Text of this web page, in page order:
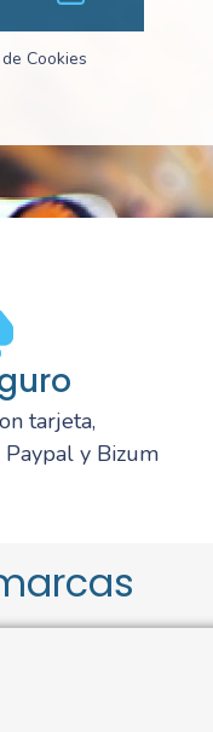
Cookies
tarjeta,
Paypal y Bizum